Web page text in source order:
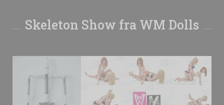
Skeleton Show fra WM Dolls